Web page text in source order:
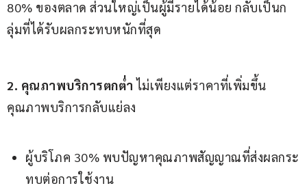
80% ของตลาด ส่วนใหญ่เป็นผู้มีรายได้น้อย กลับเป็นก
ลุ่มที่ได้รับผลกระทบหนักที่สุด
2. คุณภาพบริการตกต่ำ ไม่เพียงแต่ราคาที่เพิ่มขึ้น
คุณภาพบริการกลับแย่ลง
ผู้บริโภค 30% พบปัญหาคุณภาพสัญญาณที่ส่งผลกระ
ทบต่อการใช้งาน